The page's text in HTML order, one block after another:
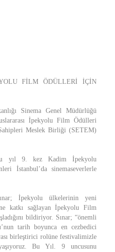
FİLM ÖDÜLLERİ İÇİN
Sinema Genel Müdürlüğü
İpekyolu Film Ödülleri
Meslek Birliği (SETEM)
yıl 9. kez Kadim İpekyolu
İstanbul’da sinemaseverlerle
İpekyolu ülkelerinin yeni
katkı sağlayan İpekyolu Film
bildiriyor. Sınar; “önemli
tarih boyunca en cezbedici
birleştirici rolüne festivalimizle
Bu Yıl. 9 uncusunu